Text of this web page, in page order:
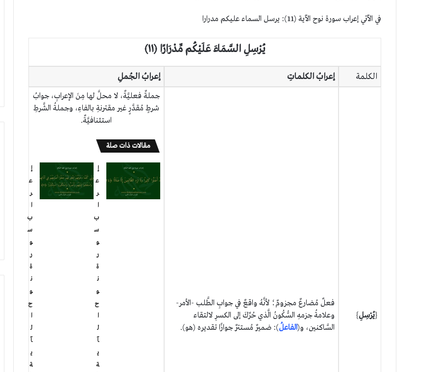
في الآتي إعراب سورة نوح الآية (11): يرسل السماء عليكم مدرارا
يُرْسِلِ السَّمَاءَ عَلَيْكُم مِّدْرَارًا ﴿١١﴾
الكلمة إعرابُ الكلماتِ إعرابُ الجُملِ
{يُرْسِلِ}
فعلٌ مُضارعٌ مجزومٌ؛ لأنَّهُ واقعٌ في جوابِ الطَّلب -الأمر-
وعلامةُ جزمهِ السُّكُونُ الَّذي حُرِّكَ إلى الكسرِ لالتقاء
السَّاكنين، و(الفاعلُ): ضميرٌ مُستترٌ جوازًا تقديره (هو).
جملةٌ فعليَّةٌ، لا محلَّ لها مِنَ الإعرابِ، جوابُ
شرطٍ مُقدَّرٍ غير مقترنةِ بالفاءِ، وجملةُ الشَّرطِ
استئنافيَّةٌ.
مقالات ذات صلة
إ
ع
ر
ا
ب
س
و
ر
ة
ن
و
ح
ا
ل
آ
ي
ة
إ
ع
ر
ا
ب
س
و
ر
ة
ن
و
ح
ا
ل
آ
ي
ة